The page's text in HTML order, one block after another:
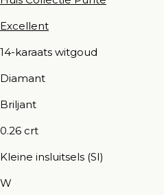
Excellent
14-karaats witgoud
Diamant
Briljant
0.26 crt
Kleine insluitsels (SI)
W